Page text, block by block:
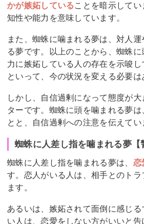
かが嫉妬していることを暗示して
知性や能力を意味しています。
また、蜘蛛に噛まれる夢は、対人
る夢です。以上のことから、蜘蛛
力に嫉妬している人の存在を示唆
といって、今の状況を変える必要は
しかし、自信過剰になって態度が
ターです。蜘蛛に頭を噛まれる夢
とと、自信過剰への注意を伝えてい
蜘蛛に人差し指を噛まれる夢【
蜘蛛に人差し指を噛まれる夢は、 恋
す。恋人がいる人は、相手とのト
ます。
あるいは、嫉妬されて面倒に感じ
い人は、恋愛をしない方がいいと